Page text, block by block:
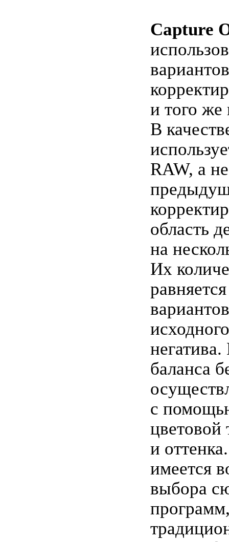
Capture
вариантов
и того же
В
RAW, а
область
на
Их
баланса
с
цветовой
и
имеется
выбора